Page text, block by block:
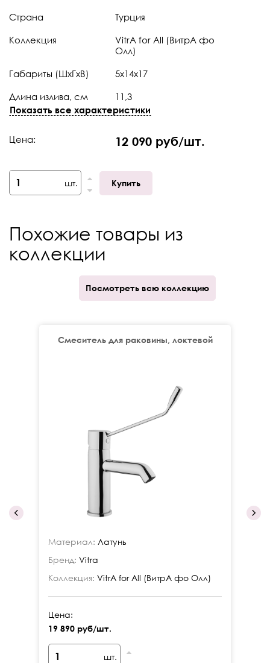
Страна Турция
Коллекция
VitrA for All (ВитрА фо
Олл)
Габариты (ШхГхВ) 5x14x17
Длина излива, см 11,3
Высота излива, см 7,5
Управление Рычажное
Показать все характеристики
Цена: 12 090 руб/шт.
шт. Купить
Похожие товары из
коллекции
Посмотреть всю коллекцию
Смеситель для раковины, локтевой
Материал: Латунь
Бренд: Vitra
Коллекция: VitrA for All (ВитрА фо Олл)
Цена:
19 890 руб/шт.
шт.